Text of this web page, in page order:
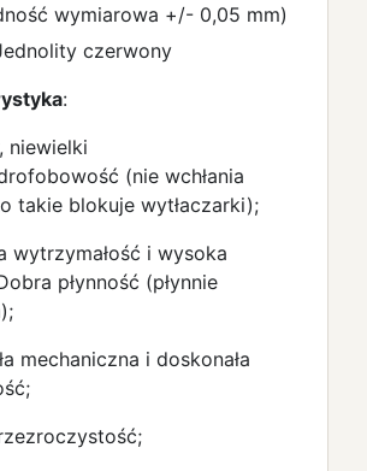
wymiarowa +/- 0,05 mm)
czerwony
:
niewielki
(nie wchłania
takie blokuje wytłaczarki);
wytrzymałość i wysoka
płynność (płynnie
mechaniczna i doskonała